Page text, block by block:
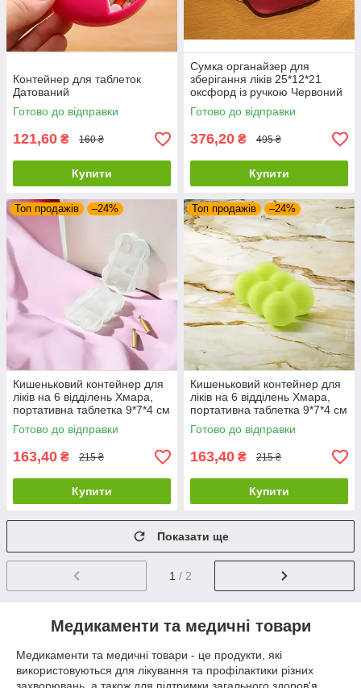
Контейнер для таблеток
Датований
Готово до відправки
121,60 ₴ 160 ₴
Купити
Сумка органайзер для
зберігання ліків 25*12*21
оксфорд із ручкою Червоний
Готово до відправки
376,20 ₴ 495 ₴
Купити
Топ продажів –24%
Кишеньковий контейнер для
ліків на 6 відділень Хмара,
портативна таблетка 9*7*4 см
Білий
Готово до відправки
163,40 ₴ 215 ₴
Купити
Топ продажів –24%
Кишеньковий контейнер для
ліків на 6 відділень Хмара,
портативна таблетка 9*7*4 см
Зелений
Готово до відправки
163,40 ₴ 215 ₴
Купити
Показати ще
1 / 2
Медикаменти та медичні товари
Медикаменти та медичні товари - це продукти, які
використовуються для лікування та профілактики різних
захворювань, а також для підтримки загального здоров'я.